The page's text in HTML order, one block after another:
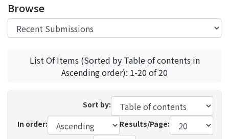
Browse
List Of Items (Sorted by Table of contents in
Ascending order): 1-20 of 20
Sort by:
In order:
Results/Page: